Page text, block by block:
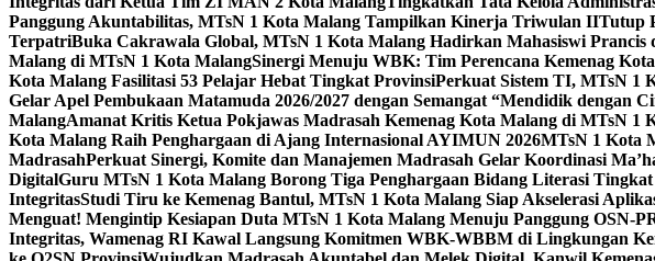
Panggung Akuntabilitas, MTsN 1 Kota Malang Tampilkan Kinerja Triwulan IITutup
TerpatriBuka Cakrawala Global, MTsN 1 Kota Malang Hadirkan Mahasiswi Prancis
Malang di MTsN 1 Kota MalangSinergi Menuju WBK: Tim Perencana Kemenag
Kota Malang Fasilitasi 53 Pelajar Hebat Tingkat ProvinsiPerkuat Sistem TI, MTsN 1
Gelar Apel Pembukaan Matamuda 2026/2027 dengan Semangat “Mendidik dengan
MalangAmanat Kritis Ketua Pokjawas Madrasah Kemenag Kota Malang di MTsN
Kota Malang Raih Penghargaan di Ajang Internasional AYIMUN 2026MTsN 1 Kota
MadrasahPerkuat Sinergi, Komite dan Manajemen Madrasah Gelar Koordinasi
DigitalGuru MTsN 1 Kota Malang Borong Tiga Penghargaan Bidang Literasi Tingkat
IntegritasStudi Tiru ke Kemenag Bantul, MTsN 1 Kota Malang Siap Akselerasi
Menguat! Mengintip Kesiapan Duta MTsN 1 Kota Malang Menuju Panggung OSN-P
Integritas, Wamenag RI Kawal Langsung Komitmen WBK-WBBM di Lingkungan